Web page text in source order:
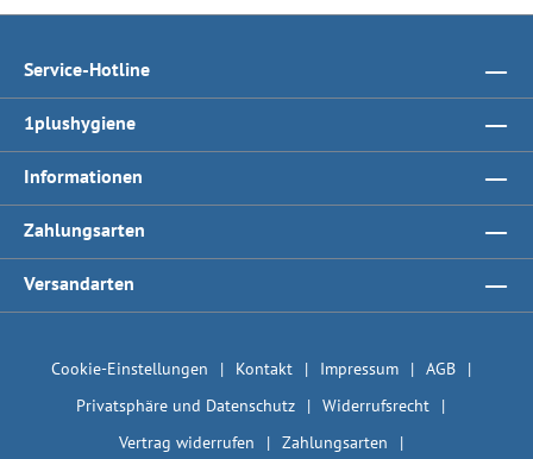
Service-Hotline
1plushygiene
Informationen
Zahlungsarten
Versandarten
Cookie-Einstellungen Kontakt Impressum
AGB
Privatsphäre und Datenschutz
Widerrufsrecht
Vertrag widerrufen
Zahlungsarten